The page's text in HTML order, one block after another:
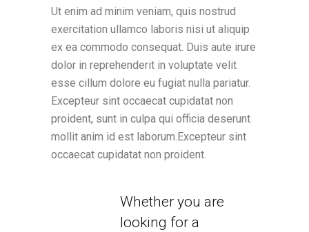
Ut enim ad minim veniam, quis nostrud
exercitation ullamco laboris nisi ut aliquip
ex ea commodo consequat. Duis aute irure
dolor in reprehenderit in voluptate velit
esse cillum dolore eu fugiat nulla pariatur.
Excepteur sint occaecat cupidatat non
proident, sunt in culpa qui officia deserunt
mollit anim id est laborum.Excepteur sint
occaecat cupidatat non proident.
Whether you are
looking for a